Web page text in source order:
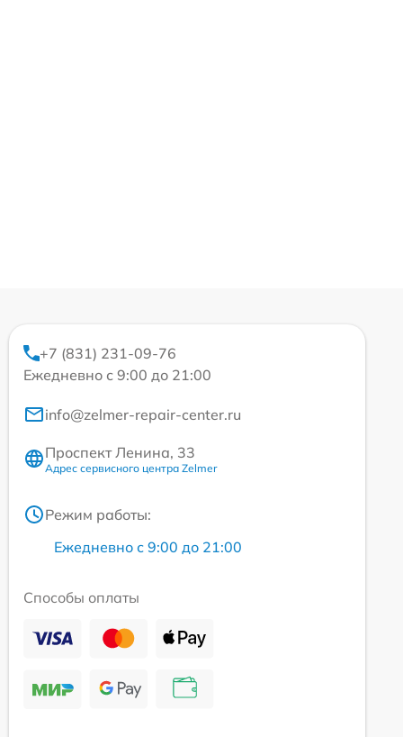
+7 (831) 231-09-76
Ежедневно с 9:00 до 21:00
info@zelmer-repair-center.ru
Проспект Ленина, 33
Адрес сервисного центра Zelmer
Режим работы:
Ежедневно с 9:00 до 21:00
Способы оплаты